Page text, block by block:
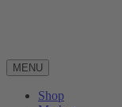
MENU
Shop